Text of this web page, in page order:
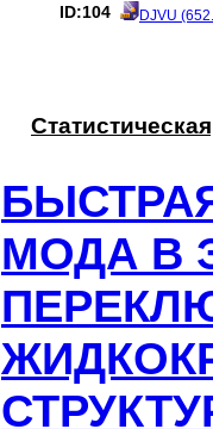
ID:104 DJVU
МОДА В